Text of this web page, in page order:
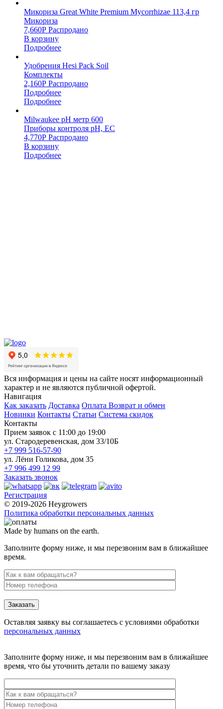
Микориза Great White Premium Mycorrhizae 113,4 гр
Микориза
7,660Р Распродано
В корзину
Подробнее
Удобрения Hesi Pack Soil
Комплекты
2,160Р Распродано
Подробнее
Подробнее
Milwaukee pH метр 600
Приборы контроля pH, EC
4,770Р Распродано
В корзину
Подробнее
Вся информация и цены на сайте носят информационный
характер и не являются публичной офертой.
Навигация
Как заказать Доставка Оплата Возврат и обмен
Новинки Контакты Статьи Система скидок
Контакты
Прием заявок с 11:00 до 19:00
ул. Стародеревенская, дом 33/10Б
+7 999 516-57-90
ул. Лёни Голикова, дом 35
+7 996 499 12 99
Заказать звонок
Регистрация
© 2019-2026 Heygrowers
Политика обработки персональных данных
Made by humans on the earth.
Заполните форму ниже, и мы перезвоним вам в ближайшее
время.
Заказать
Оставляя заявку вы соглашаетесь с условиями обработки
персональных данных
Заполните форму ниже, и мы перезвоним вам в ближайшее
время, что бы уточнить детали по вашему заказу